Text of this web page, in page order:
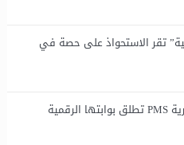
تقر الاستحواذ على حصة في
خدمات البترول البحرية PMS تطلق بوابتها الرقمية